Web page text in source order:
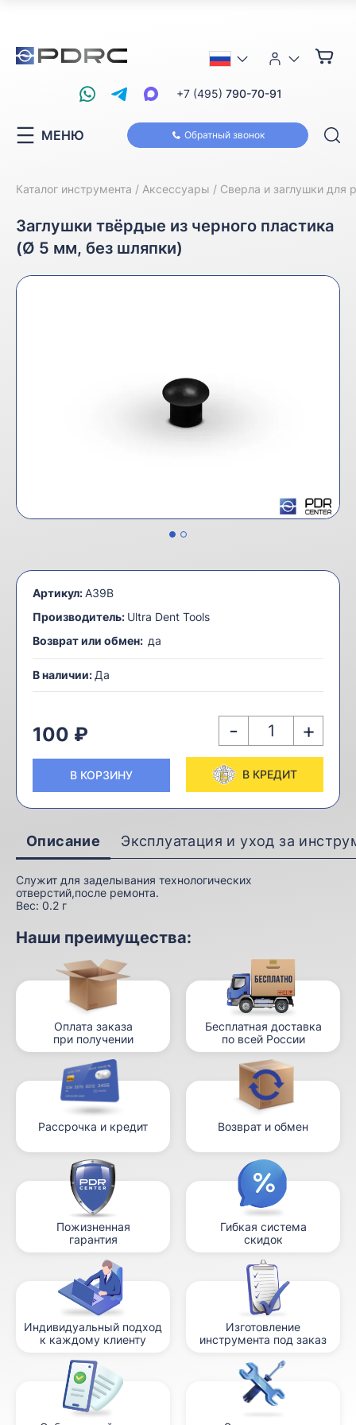
Обратный звонок
+7 (495) 790-70-91
МЕНЮ
Каталог инструмента Аксессуары Сверла и заглушки для
Заглушки твёрдые из черного пластика
(Ø 5 мм, без шляпки)
Артикул: A39B
Производитель: Ultra Dent Tools
Возврат или обмен: да
В наличии: Да
100 ₽ - +
В КОРЗИНУ В КРЕДИТ
Описание Эксплуатация и уход за
Служит для заделывания технологических
отверстий,после ремонта.
Вес: 0.2 г
Наши преимущества:
Оплата заказа
при получении
Бесплатная доставка
по всей России
Рассрочка и кредит Возврат и обмен
Пожизненная
гарантия
Гибкая система
скидок
Индивидуальный подход
к каждому клиенту
Изготовление
инструмента под заказ